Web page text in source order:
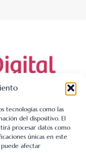
tecnologías como las
del dispositivo. El
procesar datos como
únicas en este
afectar
ha sido beneficiaria
mejora de la
cual ha puesto en